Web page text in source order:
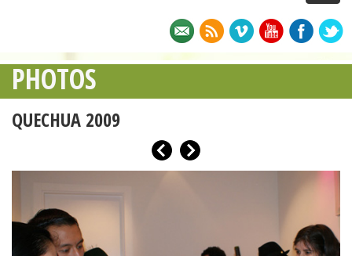
PHOTOS
QUECHUA 2009